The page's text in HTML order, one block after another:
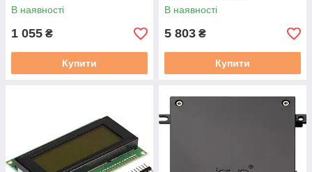
В наявності
1 055 ₴
Купити
В наявності
5 803 ₴
Купити